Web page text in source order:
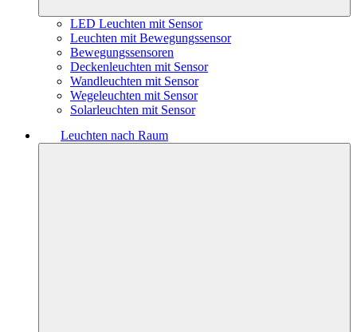
LED Leuchten mit Sensor
Leuchten mit Bewegungssensor
Bewegungssensoren
Deckenleuchten mit Sensor
Wandleuchten mit Sensor
Wegeleuchten mit Sensor
Solarleuchten mit Sensor
Leuchten nach Raum